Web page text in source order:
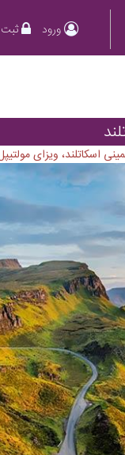
ورود ثبت
اسکاتلند، ویزای